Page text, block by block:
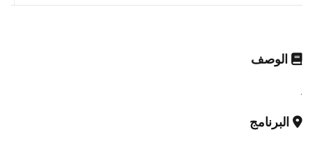
الوصف
.
البرنامج